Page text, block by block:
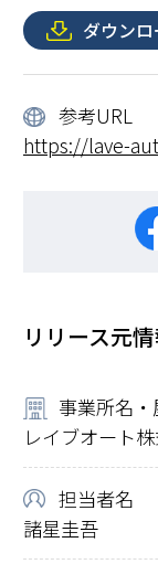
ダウンロ
参考URL
https://lave-
リリース元
事業所名・
レイブオート
担当者名
諸星圭吾